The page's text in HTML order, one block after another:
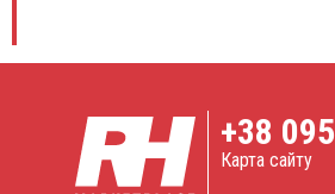
+38
Карта сайту